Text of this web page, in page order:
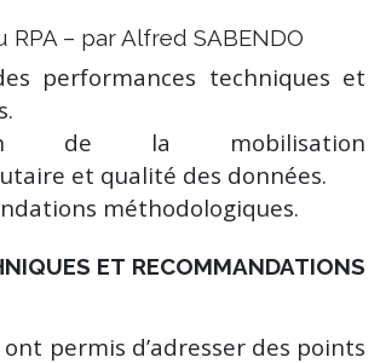
RPA – par Alfred SABENDO
performances techniques et
de la mobilisation
et qualité des données.
méthodologiques.
ET RECOMMANDATIONS
ont permis d’adresser des points